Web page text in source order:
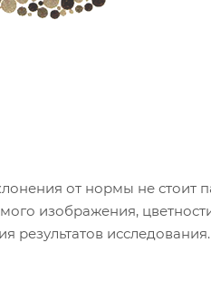
от нормы не стоит
изображения,
результатов исследования.